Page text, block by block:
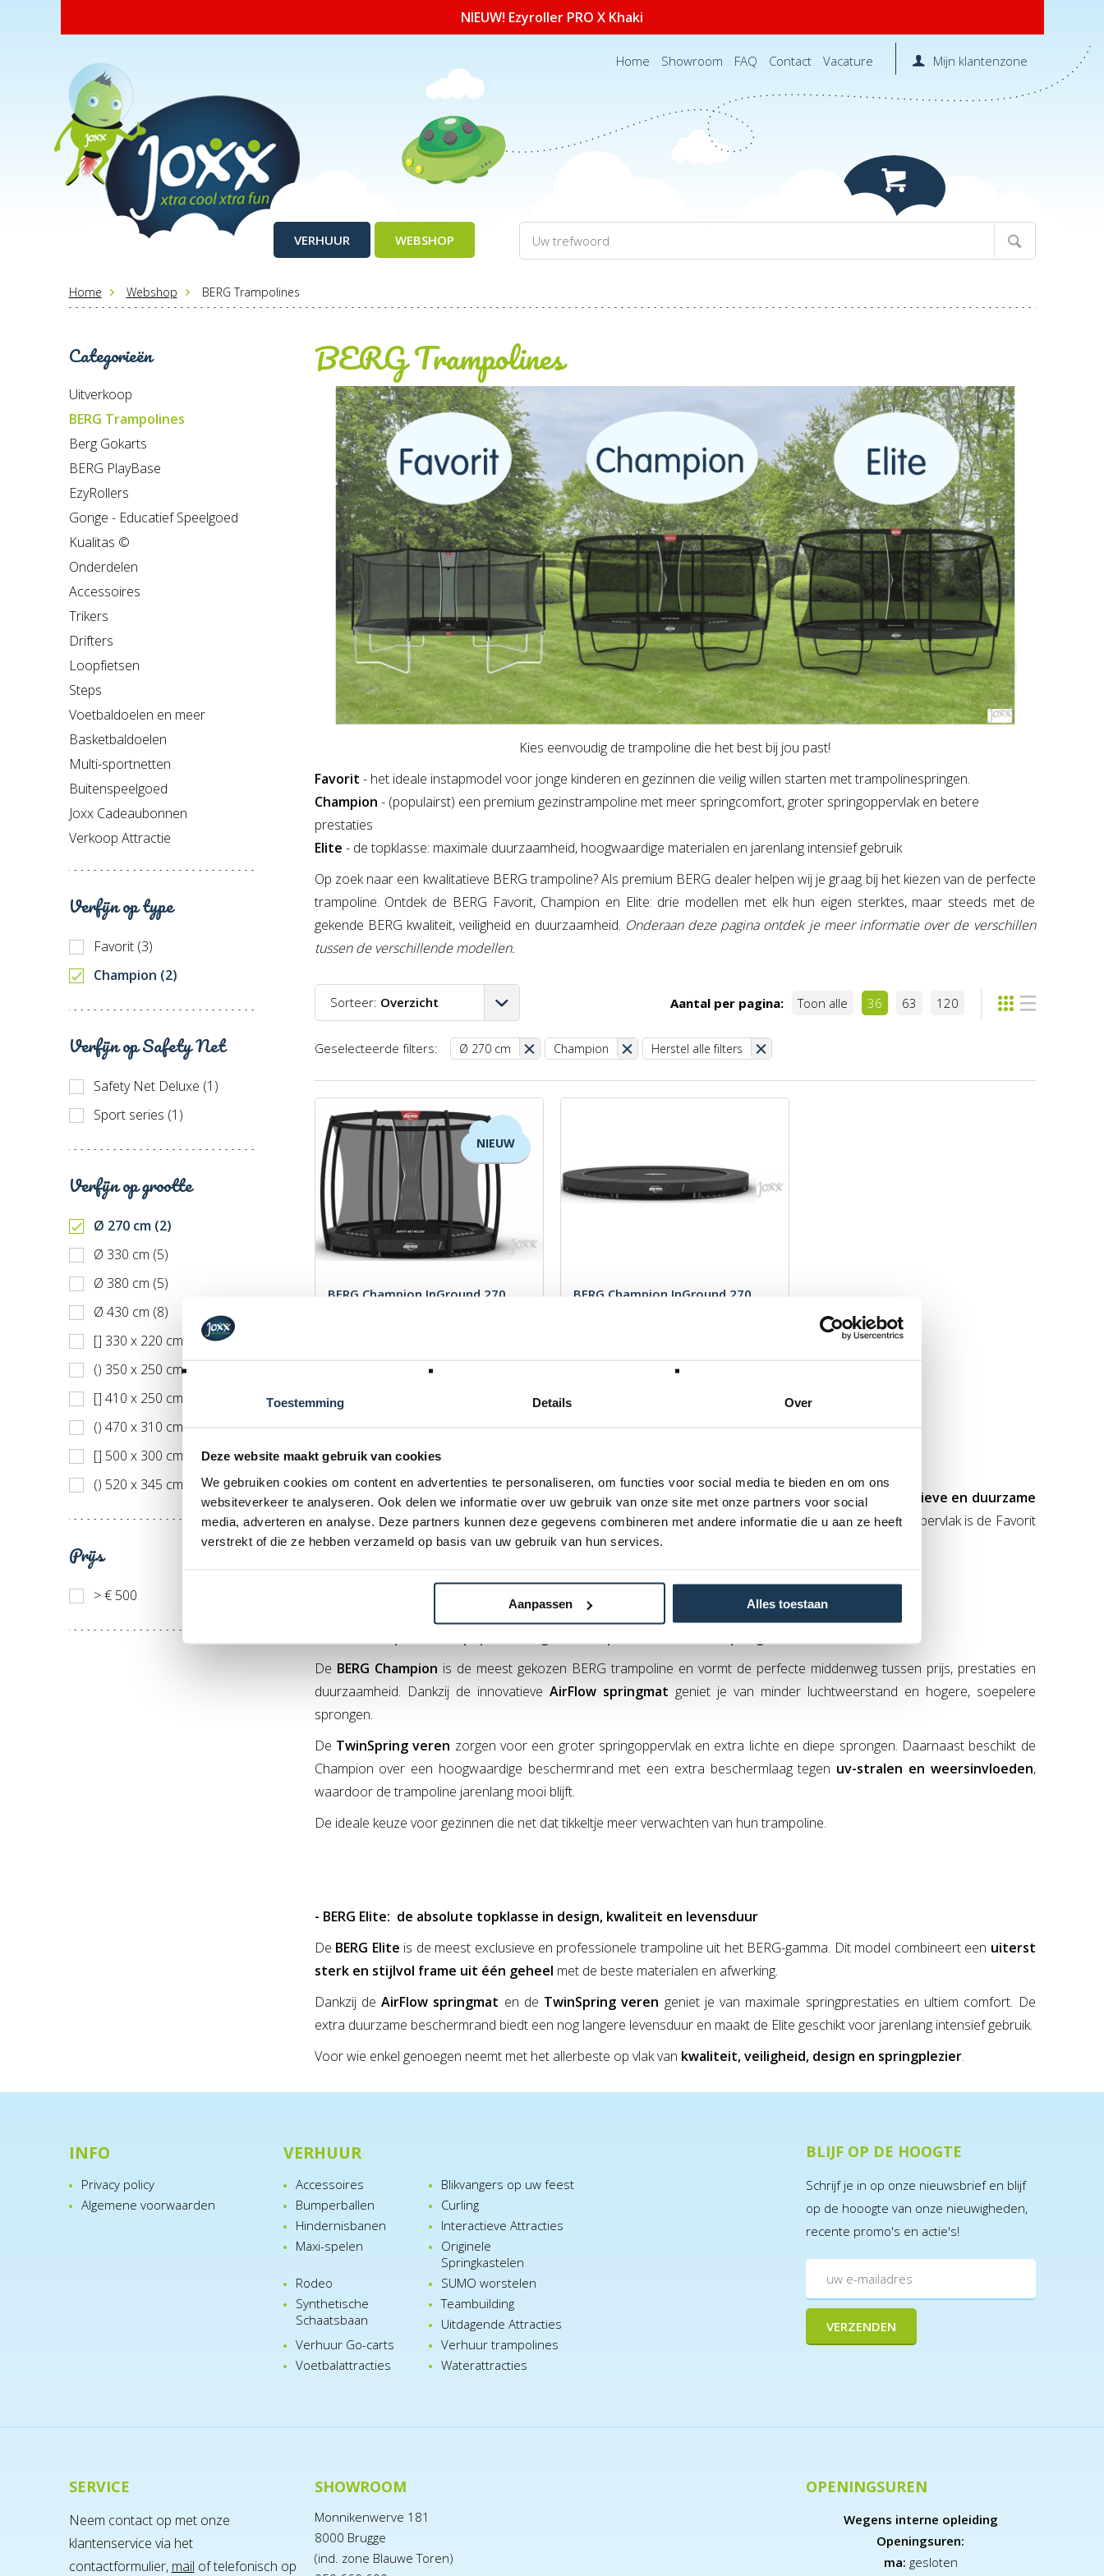
Toestemming Details Over
Deze website maakt gebruik van cookies
We gebruiken cookies om content en advertenties te personaliseren, om functies voor social media te bieden en om ons
websiteverkeer te analyseren. Ook delen we informatie over uw gebruik van onze site met onze partners voor social
media, adverteren en analyse. Deze partners kunnen deze gegevens combineren met andere informatie die u aan ze heeft
verstrekt of die ze hebben verzameld op basis van uw gebruik van hun services.
Aanpassen Alles toestaan
NIEUW! Ezyroller PRO X Khaki
Home Showroom FAQ Contact Vacature Mijn klantenzone
VERHUUR WEBSHOP
Home Webshop BERG Trampolines
Categorieën
Uitverkoop
BERG Trampolines
Berg Gokarts
BERG PlayBase
EzyRollers
Gonge - Educatief Speelgoed
Kualitas ©
Onderdelen
Accessoires
Trikers
Drifters
Loopfietsen
Steps
Voetbaldoelen en meer
Basketbaldoelen
Multi-sportnetten
Buitenspeelgoed
Joxx Cadeaubonnen
Verkoop Attractie
Verfijn op type
Favorit (3)
Champion (2)
Verfijn op Safety Net
Safety Net Deluxe (1)
Sport series (1)
Verfijn op grootte
Ø 270 cm (2)
Ø 330 cm (5)
Ø 380 cm (5)
Ø 430 cm (8)
[] 330 x 220 cm (5)
() 350 x 250 cm (3)
[] 410 x 250 cm (8)
() 470 x 310 cm (4)
[] 500 x 300 cm (3)
() 520 x 345 cm (5)
Prijs
> € 500
BERG Trampolines
Kies eenvoudig de trampoline die het best bij jou past!
Favorit - het ideale instapmodel voor jonge kinderen en gezinnen die veilig willen starten met trampolinespringen.
Champion - (populairst) een premium gezinstrampoline met meer springcomfort, groter springoppervlak en betere
prestaties
Elite - de topklasse: maximale duurzaamheid, hoogwaardige materialen en jarenlang intensief gebruik
Op zoek naar een kwalitatieve BERG trampoline? Als premium BERG dealer helpen wij je graag bij het kiezen van de perfecte
trampoline. Ontdek de BERG Favorit, Champion en Elite: drie modellen met elk hun eigen sterktes, maar steeds met de
gekende BERG kwaliteit, veiligheid en duurzaamheid. Onderaan deze pagina ontdek je meer informatie over de verschillen
tussen de verschillende modellen.
Sorteer: Overzicht
Prijs laag-hoog
Prijs hoog-laag
Recentst
Aantal per pagina: Toon alle 36 63 120
Geselecteerde filters: Ø 270 cm Champion Herstel alle filters
NIEUW
BERG Champion InGround 270
BERG Champion InGround 270
- BERG Favorit: de ideale eerste trampoline voor elk gezin
DeBERG Favoritis het perfecte instapmodel voor gezinnen die op zoek zijn naar eenveilige, kwalitatieve en duurzame
trampolineaan een aantrekkelijke prijs. Dankzij de stevige BERG-kwaliteit en het comfortabele springoppervlak is de Favorit
ideaal voor jonge kinderen en gezinnen die hun eerste trampoline willen aankopen.
De BERG Champion is de meest gekozen BERG trampoline en vormt de perfecte middenweg tussen prijs, prestaties en
duurzaamheid. Dankzij de innovatieve AirFlow springmat geniet je van minder luchtweerstand en hogere, soepelere
sprongen.
De TwinSpring veren zorgen voor een groter springoppervlak en extra lichte en diepe sprongen. Daarnaast beschikt de
Champion over een hoogwaardige beschermrand met een extra beschermlaag tegen uv-stralen en weersinvloeden,
waardoor de trampoline jarenlang mooi blijft.
De ideale keuze voor gezinnen die net dat tikkeltje meer verwachten van hun trampoline.
- BERG Elite: de absolute topklasse in design, kwaliteit en levensduur
De BERG Elite is de meest exclusieve en professionele trampoline uit het BERG-gamma. Dit model combineert een uiterst
sterk en stijlvol frame uit één geheel met de beste materialen en afwerking.
Dankzij deAirFlow springmat en de TwinSpring veren geniet je van maximale springprestaties en ultiem comfort. De
extra duurzame beschermrand biedt een nog langere levensduur en maakt de Elite geschikt voor jarenlang intensief gebruik.
Voor wie enkel genoegen neemt met het allerbeste op vlak van kwaliteit, veiligheid, design en springplezier.
INFO
Privacy policy
Algemene voorwaarden
VERHUUR
Accessoires
Blikvangers op uw feest
Bumperballen
Curling
Hindernisbanen
Interactieve Attracties
Maxi-spelen
Originele
Springkastelen
Rodeo
SUMO worstelen
Synthetische
Schaatsbaan
Teambuilding
Uitdagende Attracties
Verhuur Go-carts
Verhuur trampolines
Voetbalattracties
Waterattracties
BLIJF OP DE HOOGTE
Schrijf je in op onze nieuwsbrief en blijf
op de hooogte van onze nieuwigheden,
recente promo's en actie's!
SERVICE
Neem contact op met onze
klantenservice via het
contactformulier, mail of telefonisch op
SHOWROOM
Monnikenwerve 181
8000 Brugge
(ind. zone Blauwe Toren)
OPENINGSUREN
Wegens interne opleiding
Openingsuren:
ma: gesloten